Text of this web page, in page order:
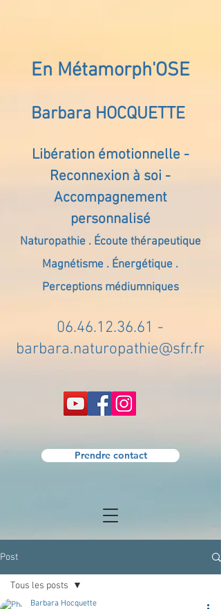
En Métamorph'OSE
Barbara HOCQUETTE
Libération émotionnelle -
Reconnexion à soi -
Accompagnement
personnalisé
Naturopathie . Écoute thérapeutique
Magnétisme . Énergétique .
Perceptions médiumniques
06.46.12.36.61 -
barbara.naturopathie@sfr.fr
Prendre contact
Post
Tous les posts
Barbara Hocquette